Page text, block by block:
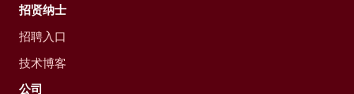
招贤纳士
招聘入口
技术博客
公司